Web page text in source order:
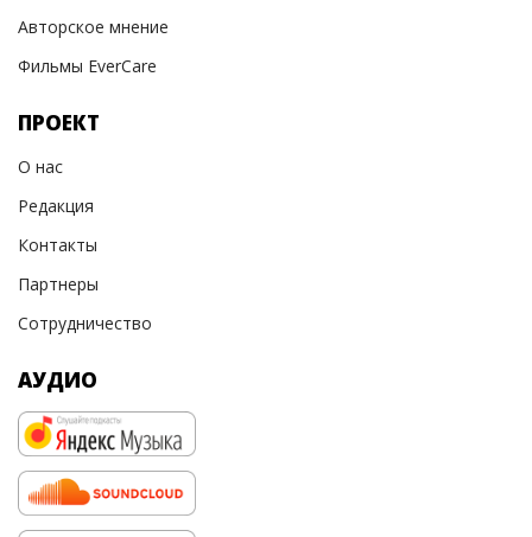
Авторское мнение
Фильмы EverCare
ПРОЕКТ
О нас
Редакция
Контакты
Партнеры
Сотрудничество
АУДИО